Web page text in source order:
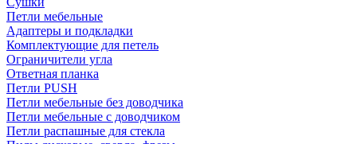
Петли мебельные
Адаптеры и подкладки
Комплектующие для петель
Ограничители угла
Ответная планка
Петли PUSH
Петли мебельные без доводчика
Петли мебельные с доводчиком
Петли распашные для стекла